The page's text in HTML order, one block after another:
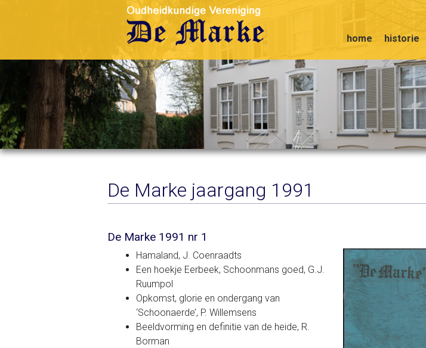
home historie
De Marke jaargang 1991
De Marke 1991 nr 1
Hamaland, J. Coenraadts
Een hoekje Eerbeek, Schoonmans goed, G.J.
Ruumpol
Opkomst, glorie en ondergang van
‘Schoonaerde’, P. Willemsens
Beeldvorming en definitie van de heide, R.
Borman